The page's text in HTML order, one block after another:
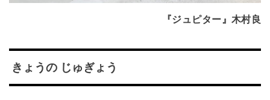
『ジュピター』木村良
きょうの じゅぎょう